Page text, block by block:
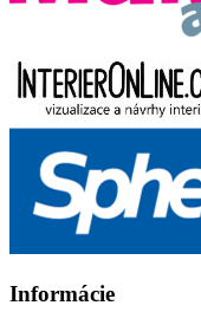
Informácie